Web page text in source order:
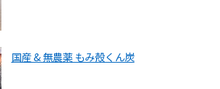
国産 & 無農薬 もみ殻くん炭